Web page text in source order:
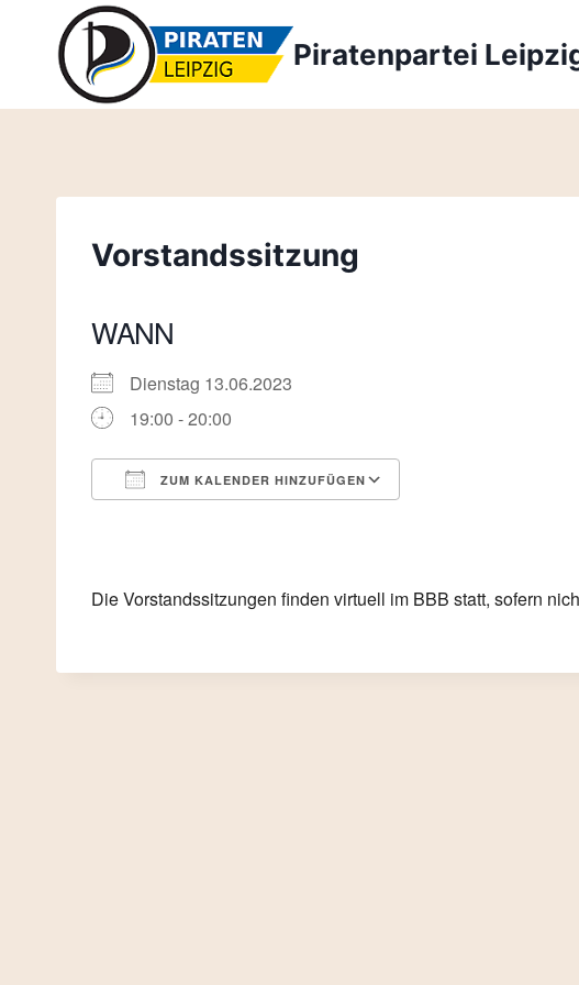
springen
Piratenpartei
Vorstandssitzung
WANN
Dienstag 13.06.2023
19:00 - 20:00
ZUM KALENDER HINZUFÜGEN
Die Vorstandssitzungen finden virtuell im BBB statt, sofern